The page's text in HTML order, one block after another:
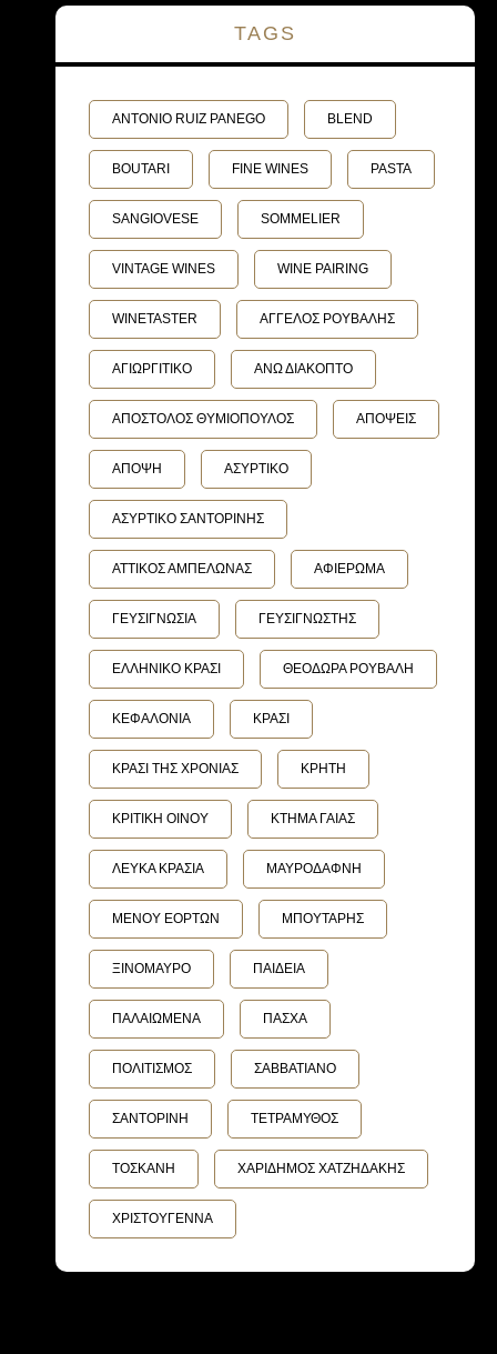
TAGS
ANTONIO RUIZ PANEGO BLEND
BOUTARI FINE WINES PASTA
SANGIOVESE SOMMELIER
VINTAGE WINES WINE PAIRING
WINETASTER ΑΓΓΕΛΟΣ ΡΟΥΒΑΛΗΣ
ΑΓΙΩΡΓΙΤΙΚΟ ΑΝΩ ΔΙΑΚΟΠΤΟ
ΑΠΟΣΤΟΛΟΣ ΘΥΜΙΟΠΟΥΛΟΣ ΑΠΟΨΕΙΣ
ΑΠΟΨΗ ΑΣΥΡΤΙΚΟ
ΑΣΥΡΤΙΚΟ ΣΑΝΤΟΡΙΝΗΣ
ΑΤΤΙΚΟΣ ΑΜΠΕΛΩΝΑΣ ΑΦΙΕΡΩΜΑ
ΓΕΥΣΙΓΝΩΣΙΑ ΓΕΥΣΙΓΝΩΣΤΗΣ
ΕΛΛΗΝΙΚΟ ΚΡΑΣΙ ΘΕΟΔΩΡΑ ΡΟΥΒΑΛΗ
ΚΕΦΑΛΟΝΙΑ ΚΡΑΣΙ
ΚΡΑΣΙ ΤΗΣ ΧΡΟΝΙΑΣ ΚΡΗΤΗ
ΚΡΙΤΙΚΗ ΟΙΝΟΥ ΚΤΗΜΑ ΓΑΙΑΣ
ΛΕΥΚΑ ΚΡΑΣΙΑ ΜΑΥΡΟΔΑΦΝΗ
ΜΕΝΟΥ ΕΟΡΤΩΝ ΜΠΟΥΤΑΡΗΣ
ΞΙΝΟΜΑΥΡΟ ΠΑΙΔΕΙΑ
ΠΑΛΑΙΩΜΕΝΑ ΠΑΣΧΑ
ΠΟΛΙΤΙΣΜΟΣ ΣΑΒΒΑΤΙΑΝΟ
ΣΑΝΤΟΡΙΝΗ ΤΕΤΡΑΜΥΘΟΣ
ΤΟΣΚΑΝΗ ΧΑΡΙΔΗΜΟΣ ΧΑΤΖΗΔΑΚΗΣ
ΧΡΙΣΤΟΥΓΕΝΝΑ